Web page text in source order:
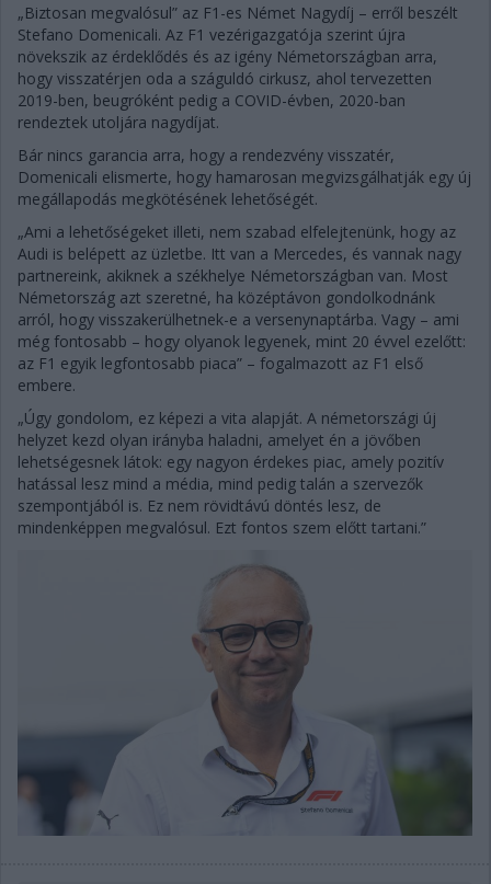
„Biztosan megvalósul” az F1-es Német Nagydíj – erről beszélt
Stefano Domenicali. Az F1 vezérigazgatója szerint újra
növekszik az érdeklődés és az igény Németországban arra,
hogy visszatérjen oda a száguldó cirkusz, ahol tervezetten
2019-ben, beugróként pedig a COVID-évben, 2020-ban
rendeztek utoljára nagydíjat.
Bár nincs garancia arra, hogy a rendezvény visszatér,
Domenicali elismerte, hogy hamarosan megvizsgálhatják egy új
megállapodás megkötésének lehetőségét.
„Ami a lehetőségeket illeti, nem szabad elfelejtenünk, hogy az
Audi is belépett az üzletbe. Itt van a Mercedes, és vannak nagy
partnereink, akiknek a székhelye Németországban van. Most
Németország azt szeretné, ha középtávon gondolkodnánk
arról, hogy visszakerülhetnek-e a versenynaptárba. Vagy – ami
még fontosabb – hogy olyanok legyenek, mint 20 évvel ezelőtt:
az F1 egyik legfontosabb piaca” – fogalmazott az F1 első
embere.
„Úgy gondolom, ez képezi a vita alapját. A németországi új
helyzet kezd olyan irányba haladni, amelyet én a jövőben
lehetségesnek látok: egy nagyon érdekes piac, amely pozitív
hatással lesz mind a média, mind pedig talán a szervezők
szempontjából is. Ez nem rövidtávú döntés lesz, de
mindenképpen megvalósul. Ezt fontos szem előtt tartani.”